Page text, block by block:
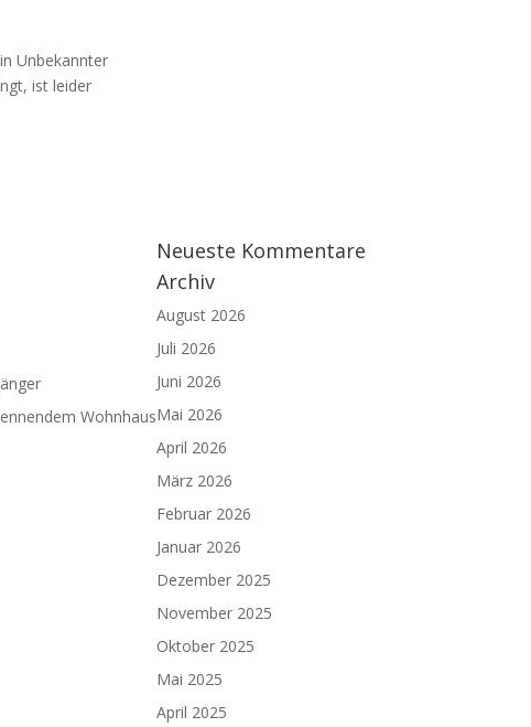
Unbekannter
ist leider
Wohnhaus
Neueste Kommentare
Archiv
August 2026
Juli 2026
Juni 2026
Mai 2026
April 2026
März 2026
Februar 2026
Januar 2026
Dezember 2025
November 2025
Oktober 2025
Mai 2025
April 2025